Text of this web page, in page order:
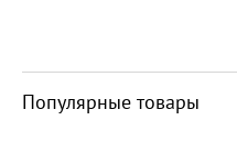
Популярные товары